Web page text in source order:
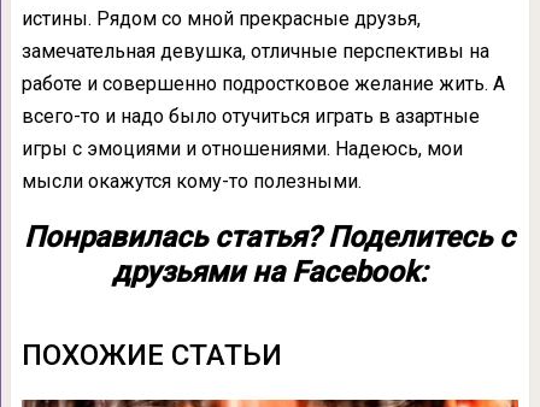
истины. Рядом со мной прекрасные друзья,
замечательная девушка, отличные перспективы на
работе и совершенно подростковое желание жить. А
всего-то и надо было отучиться играть в азартные
игры с эмоциями и отношениями. Надеюсь, мои
мысли окажутся кому-то полезными.
Понравилась статья? Поделитесь с
друзьями на Facebook:
ПОХОЖИЕ СТАТЬИ